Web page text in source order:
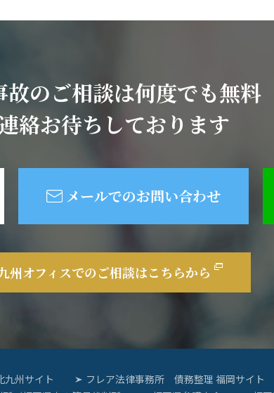
故のご相談は何度でも無料
絡お待ちしております
メールでのお問い合わせ
州オフィスでのご相談はこちらから
州サイト フレア法律事務所 債務整理 福岡サイト